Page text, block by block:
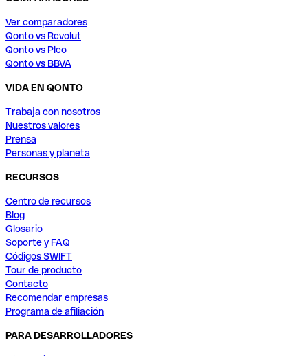
Ver comparadores
Qonto vs Revolut
Qonto vs Pleo
Qonto vs BBVA
VIDA EN QONTO
Trabaja con nosotros
Nuestros valores
Prensa
Personas y planeta
RECURSOS
Centro de recursos
Blog
Glosario
Soporte y FAQ
Códigos SWIFT
Tour de producto
Contacto
Recomendar empresas
Programa de afiliación
PARA DESARROLLADORES